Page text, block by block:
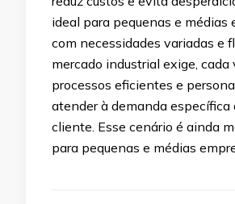
ideal para pequenas e médias
com necessidades variadas e
mercado industrial exige, cada
processos eficientes e
atender à demanda específica
cliente. Esse cenário é ainda
para pequenas e médias